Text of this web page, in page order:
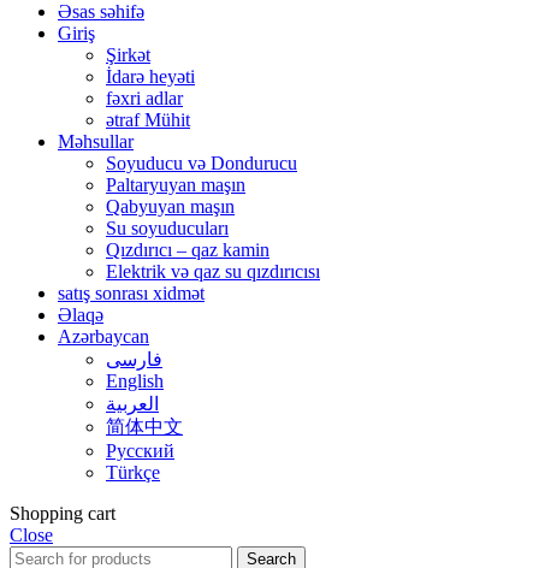
Əsas səhifə
Giriş
Şirkət
İdarə heyəti
fəxri adlar
ətraf Mühit
Məhsullar
Soyuducu və Dondurucu
Paltaryuyan maşın
Qabyuyan maşın
Su soyuducuları
Qızdırıcı – qaz kamin
Elektrik və qaz su qızdırıcısı
satış sonrası xidmət
Əlaqə
Azərbaycan
فارسی
English
العربية
简体中文
Русский
Türkçe
Shopping cart
Close
Search